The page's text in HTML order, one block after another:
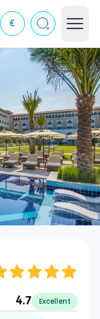
€
4.7 Excellent